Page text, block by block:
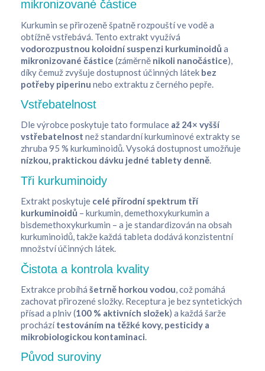
mikronizované částice
Kurkumin se přirozeně špatně rozpouští ve vodě a
obtížně vstřebává. Tento extrakt využívá
vodorozpustnou koloidní suspenzi kurkuminoidů a
mikronizované částice (záměrně nikoli nanočástice),
díky čemuž zvyšuje dostupnost účinných látek bez
potřeby piperinu nebo extraktu z černého pepře.
Vstřebatelnost
Dle výrobce poskytuje tato formulace až 24× vyšší
vstřebatelnost než standardní kurkuminové extrakty se
zhruba 95 % kurkuminoidů. Vysoká dostupnost umožňuje
nízkou, praktickou dávku jedné tablety denně.
Tři kurkuminoidy
Extrakt poskytuje celé přírodní spektrum tří
kurkuminoidů – kurkumin, demethoxykurkumin a
bisdemethoxykurkumin – a je standardizován na obsah
kurkuminoidů, takže každá tableta dodává konzistentní
množství účinných látek.
Čistota a kontrola kvality
Extrakce probíhá šetrně horkou vodou, což pomáhá
zachovat přirozené složky. Receptura je bez syntetických
přísad a plniv (100 % aktivních složek) a každá šarže
procházítestováním na těžké kovy, pesticidy a
mikrobiologickou kontaminaci.
Původ suroviny